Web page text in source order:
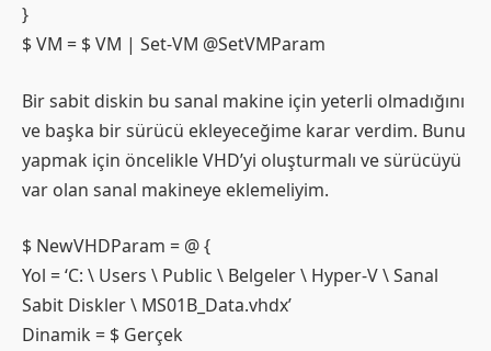
}
$ VM = $ VM | Set-VM @SetVMParam
Bir sabit diskin bu sanal makine için yeterli olmadığını
ve başka bir sürücü ekleyeceğime karar verdim. Bunu
yapmak için öncelikle VHD’yi oluşturmalı ve sürücüyü
var olan sanal makineye eklemeliyim.
$ NewVHDParam = @ {
Yol = ‘C: \ Users \ Public \ Belgeler \ Hyper-V \ Sanal
Sabit Diskler \ MS01B_Data.vhdx’
Dinamik = $ Gerçek